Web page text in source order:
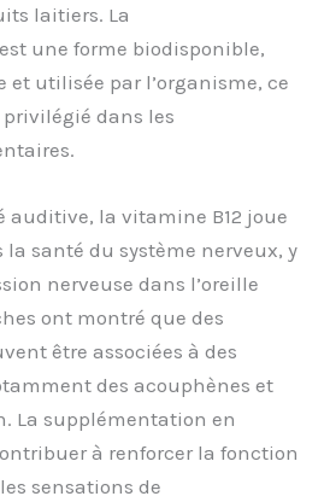
laitiers. La
une forme biodisponible,
et utilisée par l’organisme, ce
dans les
auditive, la vitamine B12 joue
santé du système nerveux, y
nerveuse dans l’oreille
ont montré que des
être associées à des
des acouphènes et
La supplémentation en
à renforcer la fonction
sensations de